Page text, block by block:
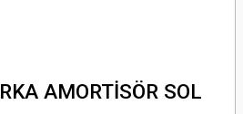
AMORTİSÖR SOL